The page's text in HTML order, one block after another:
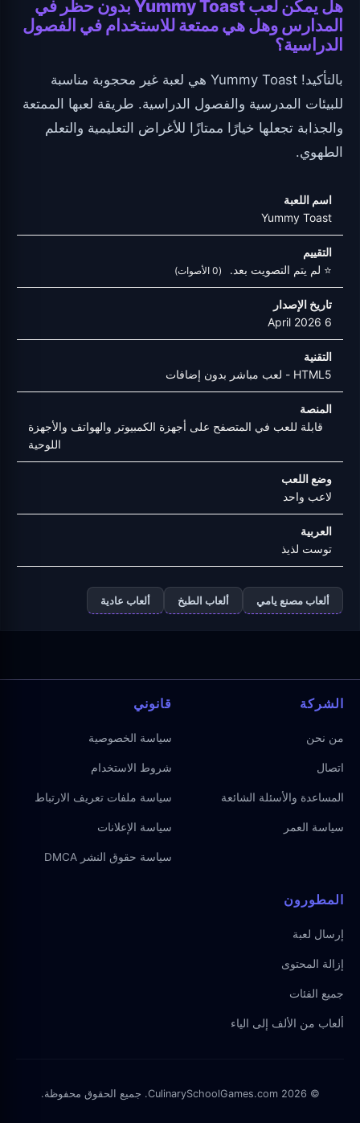
هل يمكن لعب Yummy Toast بدون حظر في
المدارس وهل هي ممتعة للاستخدام في الفصول
الدراسية؟
بالتأكيد! Yummy Toast هي لعبة غير محجوبة مناسبة
للبيئات المدرسية والفصول الدراسية. طريقة لعبها الممتعة
والجذابة تجعلها خيارًا ممتازًا للأغراض التعليمية والتعلم
الطهوي.
اسم اللعبة
Yummy Toast
التقييم
⭐ لم يتم التصويت بعد.
(0 الأصوات)
تاريخ الإصدار
6 April 2026
التقنية
HTML5 - لعب مباشر بدون إضافات
المنصة
قابلة للعب في المتصفح على أجهزة الكمبيوتر والهواتف والأجهزة
اللوحية
وضع اللعب
لاعب واحد
العربية
توست لذيذ
ألعاب مصنع يامي ألعاب الطبخ ألعاب عادية
الشركة
من نحن
اتصال
المساعدة والأسئلة الشائعة
سياسة العمر
قانوني
سياسة الخصوصية
شروط الاستخدام
سياسة ملفات تعريف الارتباط
سياسة الإعلانات
سياسة حقوق النشر DMCA
المطورون
إرسال لعبة
إزالة المحتوى
جميع الفئات
ألعاب من الألف إلى الياء
© 2026 CulinarySchoolGames.com. جميع الحقوق محفوظة.